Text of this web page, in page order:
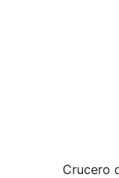
Crucero